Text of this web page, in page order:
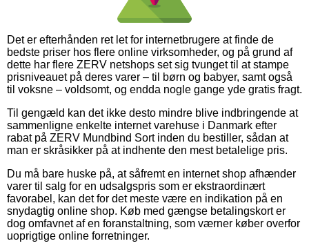
Det er efterhånden ret let for internetbrugere at finde de
bedste priser hos flere online virksomheder, og på grund af
dette har flere ZERV netshops set sig tvunget til at stampe
prisniveauet på deres varer – til børn og babyer, samt også
til voksne – voldsomt, og endda nogle gange yde gratis fragt.
Til gengæld kan det ikke desto mindre blive indbringende at
sammenligne enkelte internet varehuse i Danmark efter
rabat på ZERV Mundbind Sort inden du bestiller, sådan at
man er skråsikker på at indhente den mest betalelige pris.
Du må bare huske på, at såfremt en internet shop afhænder
varer til salg for en udsalgspris som er ekstraordinært
favorabel, kan det for det meste være en indikation på en
snydagtig online shop. Køb med gængse betalingskort er
dog omfavnet af en foranstaltning, som værner køber overfor
uoprigtige online forretninger.